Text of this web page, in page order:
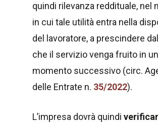
quindi rilevanza reddituale, nel
in cui tale utilità entra nella
del lavoratore, a prescindere
che il servizio venga fruito in un
momento successivo (circ.
delle Entrate n. 35/2022).
L’impresa dovrà quindi